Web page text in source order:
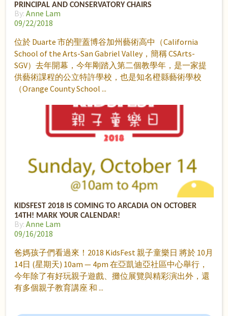
PRINCIPAL AND CONSERVATORY CHAIRS
By: Anne Lam
09/22/2018
位於 Duarte 市的聖蓋博谷加州藝術高中（California
School of the Arts-San Gabriel Valley，簡稱 CSArts-
SGV）去年開幕，今年剛踏入第二個教學年，是一家提
供藝術課程的公立特許學校，也是知名橙縣藝術學校
（Orange County School
KIDSFEST 2018 IS COMING TO ARCADIA ON OCTOBER
14TH! MARK YOUR CALENDAR!
By: Anne Lam
09/16/2018
爸媽孩子們看過來！2018 KidsFest 親子童樂日 將於 10月
14日 (星期天) 10am — 4pm 在亞凱迪亞社區中心舉行，
今年除了有好玩親子遊戲、攤位展覽與精彩演出外，還
有多個親子教育講座 和